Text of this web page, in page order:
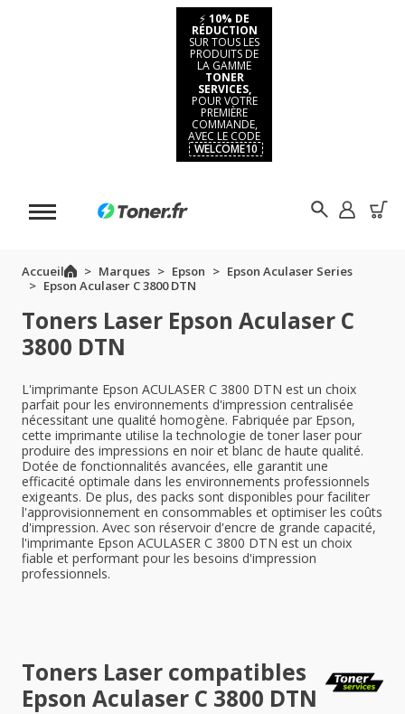
⚡ 10% DE
RÉDUCTION
SUR TOUS LES
PRODUITS DE
LA GAMME
TONER
SERVICES,
POUR VOTRE
PREMIÈRE
COMMANDE,
AVEC LE CODE
WELCOME10
Accueil Marques Epson
Epson Aculaser Series
Epson Aculaser C 3800 DTN
Toners Laser Epson Aculaser C
3800 DTN
L'imprimante Epson ACULASER C 3800 DTN est un choix
parfait pour les environnements d'impression centralisée
nécessitant une qualité homogène. Fabriquée par Epson,
cette imprimante utilise la technologie de toner laser pour
produire des impressions en noir et blanc de haute qualité.
Dotée de fonctionnalités avancées, elle garantit une
efficacité optimale dans les environnements professionnels
exigeants. De plus, des packs sont disponibles pour faciliter
l'approvisionnement en consommables et optimiser les coûts
d'impression. Avec son réservoir d'encre de grande capacité,
l'imprimante Epson ACULASER C 3800 DTN est un choix
fiable et performant pour les besoins d'impression
professionnels.
Toners Laser compatibles
Epson Aculaser C 3800 DTN